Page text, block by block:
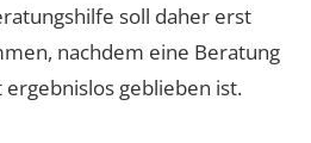
soll daher erst
nachdem eine Beratung
ergebnislos geblieben ist.